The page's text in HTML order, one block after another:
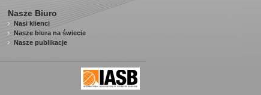
Nasze Biuro
Nasi klienci
Nasze biura na świecie
Nasze publikacje